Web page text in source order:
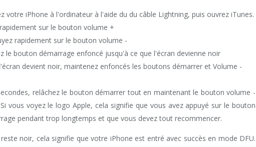
votre iPhone à l'ordinateur à l'aide du du câble Lightning, puis ouvrez iTunes.
sur le bouton volume +
rapidement sur le bouton volume -
le bouton démarrage enfoncé jusqu'à ce que l'écran devienne noir
devient noir, maintenez enfoncés les boutons démarrer et Volume -
relâchez le bouton démarrer tout en maintenant le bouton volume -
vous voyez le logo Apple, cela signifie que vous avez appuyé sur le bouton
pendant trop longtemps et que vous devez tout recommencer.
reste noir, cela signifie que votre iPhone est entré avec succès en mode DFU.